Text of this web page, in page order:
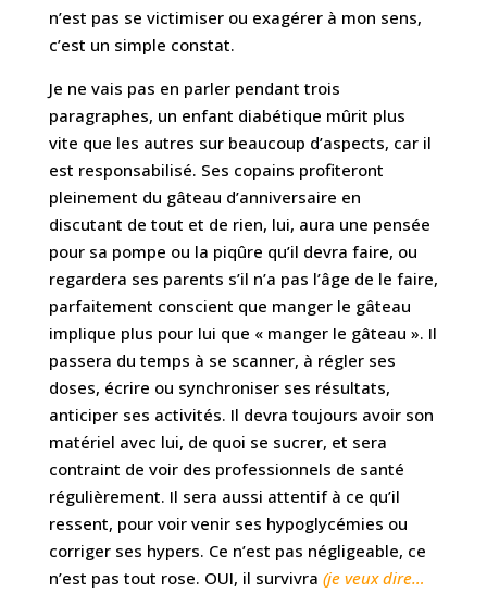
n’est pas se victimiser ou exagérer à mon sens,
c’est un simple constat.
Je ne vais pas en parler pendant trois
paragraphes, un enfant diabétique mûrit plus
vite que les autres sur beaucoup d’aspects, car il
est responsabilisé. Ses copains profiteront
pleinement du gâteau d’anniversaire en
discutant de tout et de rien, lui, aura une pensée
pour sa pompe ou la piqûre qu’il devra faire, ou
regardera ses parents s’il n’a pas l’âge de le faire,
parfaitement conscient que manger le gâteau
implique plus pour lui que « manger le gâteau ». Il
passera du temps à se scanner, à régler ses
doses, écrire ou synchroniser ses résultats,
anticiper ses activités. Il devra toujours avoir son
matériel avec lui, de quoi se sucrer, et sera
contraint de voir des professionnels de santé
régulièrement. Il sera aussi attentif à ce qu’il
ressent, pour voir venir ses hypoglycémies ou
corriger ses hypers. Ce n’est pas négligeable, ce
n’est pas tout rose. OUI, il survivra (je veux dire…